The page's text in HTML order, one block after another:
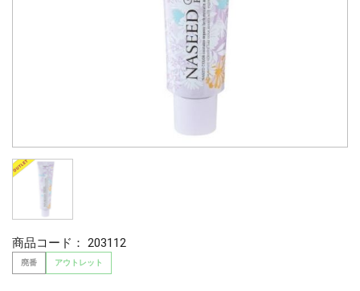
商品コード： 203112
廃番 アウトレット